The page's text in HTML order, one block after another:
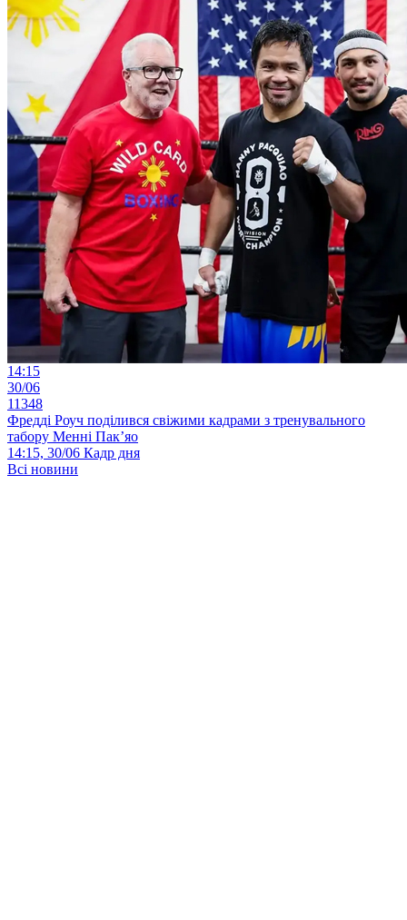
14:15
30/06
11348
Фредді Роуч поділився свіжими кадрами з тренувального
табору Менні Пак’яо
14:15, 30/06 Кадр дня
Всі новини